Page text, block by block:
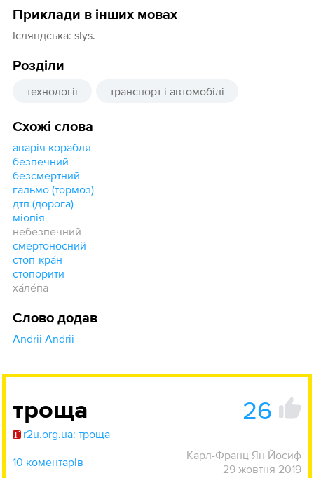
Приклади в інших мовах
Ісляндська: slys.
Розділи
технології транспорт і автомобілі
Схожі слова
аварія корабля
безпечний
безсмертний
гальмо (тормоз)
дтп (дорога)
міопія
небезпечний
смертоносний
стоп-кра́н
стопорити
ха́ле́па
Слово додав
Andrii Andrii
троща 26
r2u.org.ua: троща
10 коментарів
Карл-Франц Ян Йосиф
29 жовтня 2019